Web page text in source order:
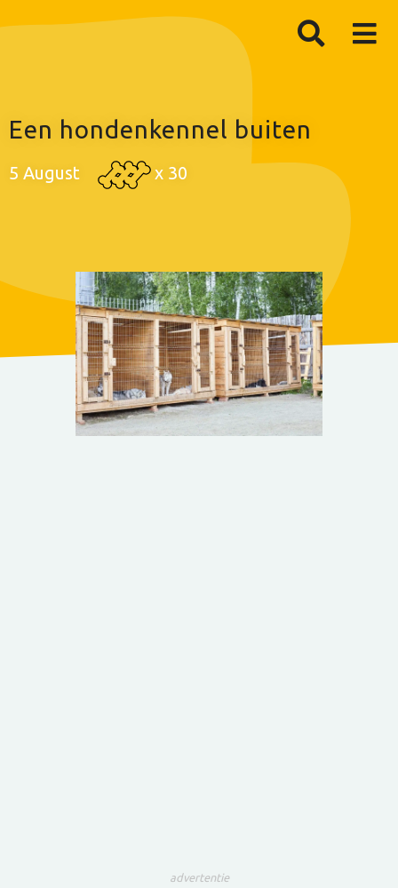
Een hondenkennel buiten
5 August x 30
advertentie